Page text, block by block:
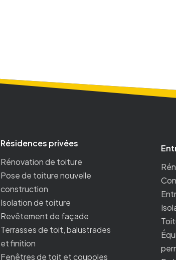
Résidences privées
Rénovation de toiture
Pose de toiture nouvelle
construction
Isolation de toiture
Revêtement de façade
Terrasses de toit, balustrades
et finition
Fenêtres de toit et coupoles